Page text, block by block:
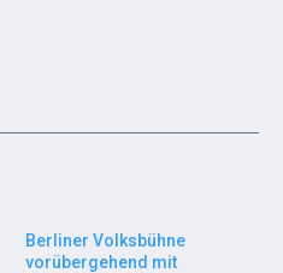
Berliner Volksbühne
vorübergehend mit